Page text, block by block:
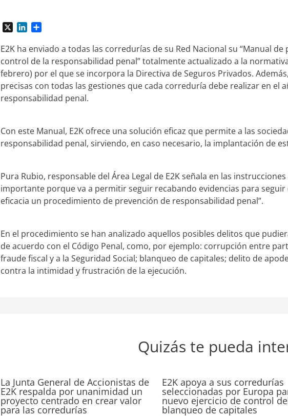
n
k
e
d
I
n
m
p
r
t
i
E2K ha enviado a todas las corredurías de su Red Nacional su “Manual
control de la responsabilidad penal” totalmente actualizado a la
febrero) por el que se incorpora la Directiva de Seguros Privados.
precisas con todas las gestiones que cada correduría debe realizar en el
responsabilidad penal.
Con este Manual, E2K ofrece una solución eficaz que permite a las
responsabilidad penal, sirviendo, en caso necesario, la implantación de
Pura Rubio, responsable del Área Legal de E2K señala en las
importante porque va a permitir seguir recabando evidencias para
eficacia un procedimiento de prevención de responsabilidad penal”.
En el procedimiento se han analizado aquellos posibles delitos que
de acuerdo con el Código Penal, como, por ejemplo: corrupción entre
fraude fiscal y a la Seguridad Social; blanqueo de capitales; delito de
contra la intimidad y frustración de la ejecución.
Quizás te pueda
La Junta General de Accionistas de
E2K respalda por unanimidad un
proyecto centrado en crear valor
para las corredurías
E2K apoya a sus corredurías
seleccionadas por Europa
nuevo ejercicio de control
blanqueo de capitales